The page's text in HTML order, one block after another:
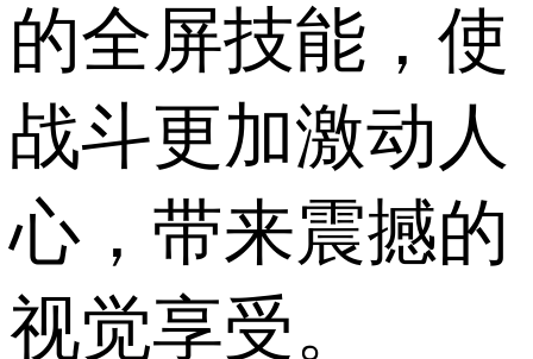
的全屏技能，使
战斗更加激动人
心，带来震撼的
视觉享受。